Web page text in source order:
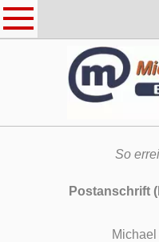
So
Postanschrift